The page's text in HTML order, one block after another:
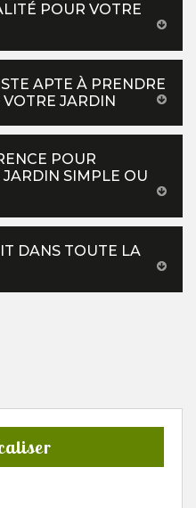
POUR VOTRE
APTE À PRENDRE
JARDIN
POUR
JARDIN SIMPLE OU
DANS TOUTE LA